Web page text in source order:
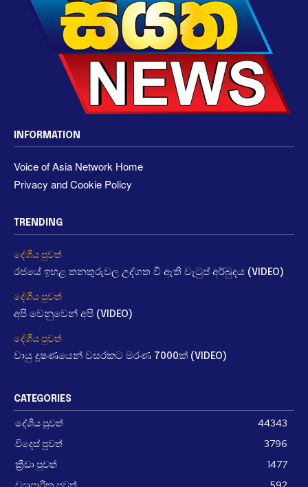
INFORMATION
Voice of Asia Network Home
Privacy and Cookie Policy
TRENDING
දේශීය පුවත්
රජයේ ඉහළ තනතුරුවල උද්ගත වී ඇති වැටුප් අර්බුදය (VIDEO)
දේශීය පුවත්
අපි වෙනුවෙන් අපි (VIDEO)
දේශීය පුවත්
වායු දූෂණයෙන් වසරකට මරණ 7000ක් (VIDEO)
CATEGORIES
දේශීය පුවත්
44343
විදෙස් පුවත්
3796
ක්‍රීඩා පුවත්
1477